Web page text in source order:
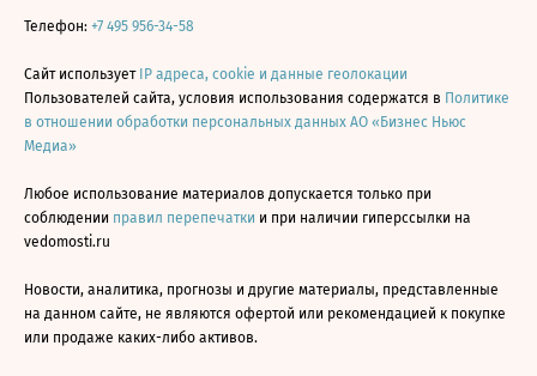
Телефон: +7 495 956-34-58
Сайт использует IP адреса, cookie и данные геолокации
Пользователей сайта, условия использования содержатся в Политике
в отношении обработки персональных данных АО «Бизнес Ньюс
Медиа»
Любое использование материалов допускается только при
соблюдении правил перепечатки и при наличии гиперссылки на
vedomosti.ru
Новости, аналитика, прогнозы и другие материалы, представленные
на данном сайте, не являются офертой или рекомендацией к покупке
или продаже каких-либо активов.